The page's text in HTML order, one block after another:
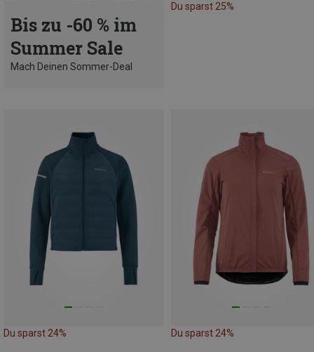
Bis zu -60 % im
Summer Sale
Mach Deinen Sommer-Deal
Du sparst 25%
Du sparst 24% Du sparst 24%